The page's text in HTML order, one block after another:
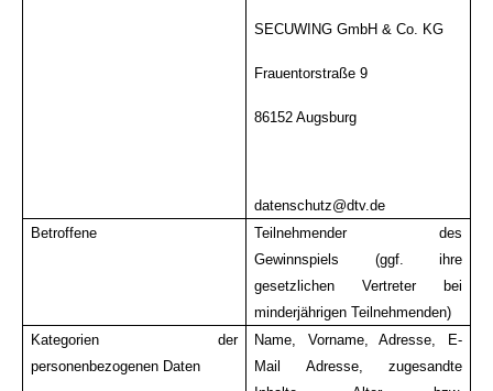
SECUWING GmbH & Co. KG
Frauentorstraße 9
86152 Augsburg
datenschutz@dtv.de
Betroffene
Teilnehmender des
Gewinnspiels (ggf. ihre
gesetzlichen Vertreter bei
minderjährigen Teilnehmenden)
Kategorien der
personenbezogenen Daten
Name, Vorname, Adresse, E-
Mail Adresse, zugesandte